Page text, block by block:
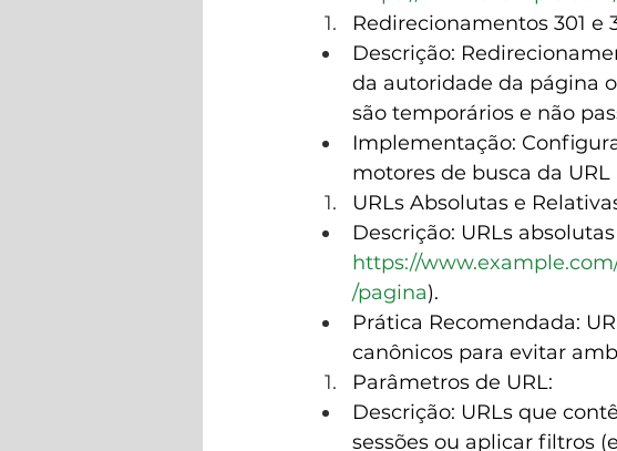
Redirecionamentos 301 e
Descrição:
da autoridade da página
são temporários e não
Implementação:
motores de busca da
URLs Absolutas e
Descrição: URLs
https://
/pagina).
Prática Recomendada:
canônicos para evitar
Parâmetros de URL:
Descrição: URLs que
sessões ou aplicar filtros